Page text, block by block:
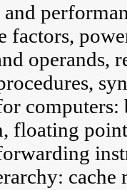
factors,
operands,
computers:
floating
cache